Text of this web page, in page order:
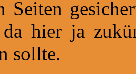
Seiten
da hier ja
sollte.